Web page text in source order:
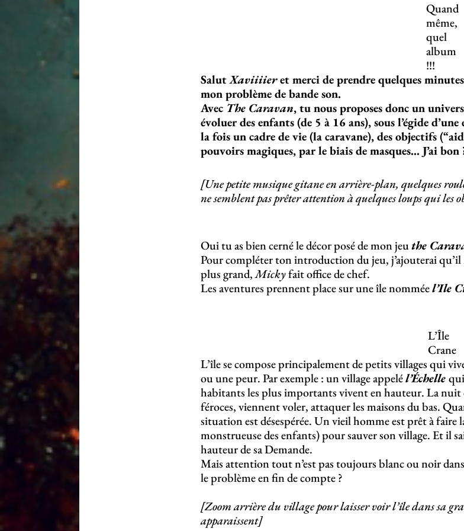
Quand
même,
quel
album
!!!
SalutXaviiiieret merci de prendre quelques
mon problème de bande son.
Avec The Caravan, tu nous proposes donc un
évoluer des enfants (de 5 à 16 ans), sous l’égide
la fois un cadre de vie (la caravane), des objectifs
pouvoirs magiques, par le biais de masques… J’ai bon
[Une petite musique gitane en arrière-plan, quelques
ne semblent pas prêter attention à quelques loups qui les
Oui tu as bien cerné le décor posé de mon jeuthe
Pour compléter ton introduction du jeu, j’ajouterai qu’il
plus grand,Mickyfait office de chef.
Les aventures prennent place sur une île nomméel’Ile
L’Île
Crane
L’île se compose principalement de petits villages qui
ou une peur. Par exemple : un village appelél’Échelle
habitants les plus importants vivent en hauteur. La nuit
féroces, viennent voler, attaquer les maisons du bas.
situation est désespérée. Un vieil homme est prêt à faire
monstrueuse des enfants) pour sauver son village. Et il
hauteur de sa Demande.
Mais attention tout n’est pas toujours blanc ou noir
le problème en fin de compte ?
[Zoom arrière du village pour laisser voir l’île dans sa
apparaissent]